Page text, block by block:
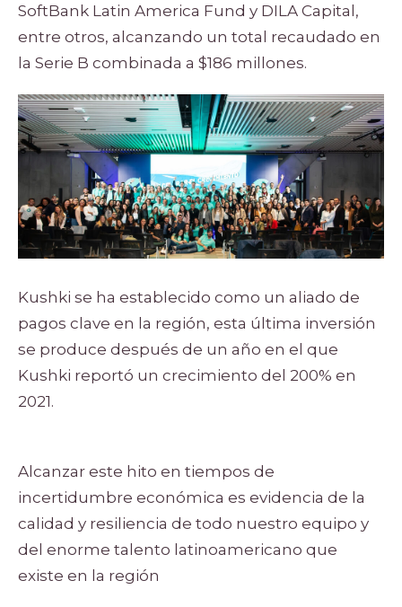
SoftBank Latin America Fund y DILA Capital,
entre otros, alcanzando un total recaudado en
la Serie B combinada a $186 millones.
Kushki se ha establecido como un aliado de
pagos clave en la región, esta última inversión
se produce después de un año en el que
Kushki reportó un crecimiento del 200% en
2021.
Alcanzar este hito en tiempos de
incertidumbre económica es evidencia de la
calidad y resiliencia de todo nuestro equipo y
del enorme talento latinoamericano que
existe en la región